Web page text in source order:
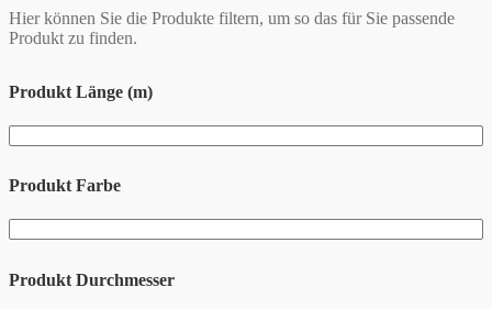
Hier können Sie die Produkte filtern, um so das für Sie passende
Produkt zu finden.
Produkt Länge (m)
Produkt Farbe
Produkt Durchmesser